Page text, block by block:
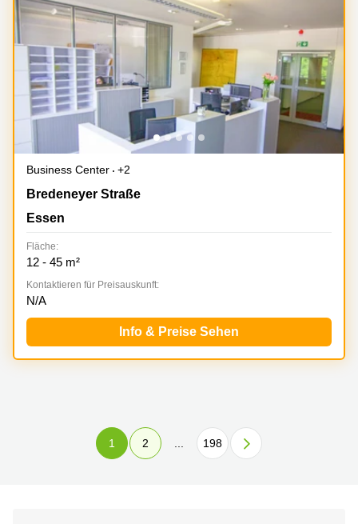
Business Center
+2
Bredeneyer Straße 2B, Essen
Bredeneyer Straße
Essen
Fläche:
12 - 45 m²
Kontaktieren für Preisauskunft:
N/A
Info & Preise Sehen
1 2 198